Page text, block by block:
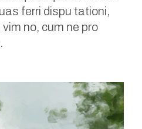
ferri dispu tationi,
no, cum ne pro